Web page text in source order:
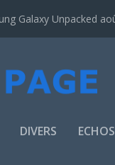
Galaxy Unpacked
DIVERS